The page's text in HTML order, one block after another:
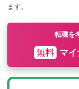
ます。
転職を
無料 マ